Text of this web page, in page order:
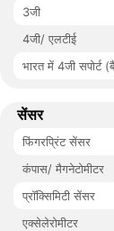
3जी
4जी/ एलटीई
भारत में 4जी सपोर्ट
सेंसर
फिंगरप्रिंट सेंसर
कंपास/ मैगनेटोमीटर
प्रॉक्सिमिटी सेंसर
एक्सेलेरोमीटर